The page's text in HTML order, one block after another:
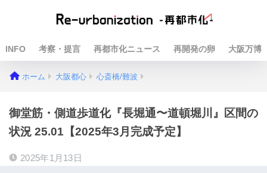
INFO 考察・提言 再都市化ニュース 再開発の卵 大阪万博
ホーム 大阪都心 心斎橋/難波
御堂筋・側道歩道化『長堀通〜道頓堀川』区間の
状況 25.01【2025年3月完成予定】
2025年1月13日